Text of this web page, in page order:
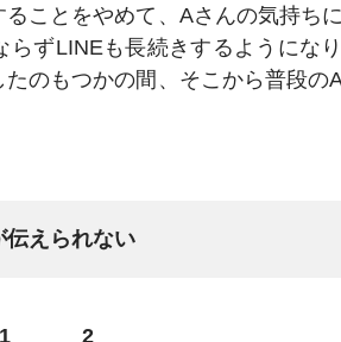
ことをやめて、Aさんの気持ち
ずLINEも長続きするようにな
のもつかの間、そこから普段の
伝えられない
1 2